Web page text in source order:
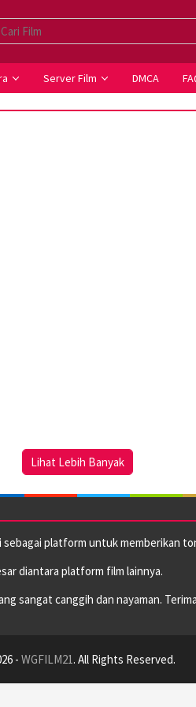
Server Film DMCA
Lihat Lebih Banyak
platform untuk memberikan
diantara platform film lainnya.
sangat canggih dan nayaman.
- WGFILM21. All Rights Reserved.